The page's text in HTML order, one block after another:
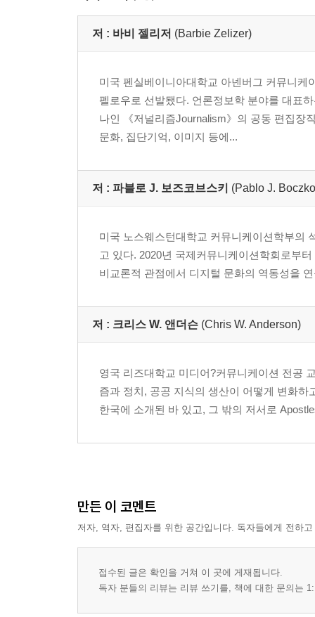
4장. 수용자
수용자, 가정되고 당연시되는 존재? | 하지만 여
5장. 개혁이냐, 혁명이냐?
개혁 노선 | 혁명 노선 | 더 정의로운 세상을 위한 저
참고문헌
저 : 바비 젤리저 (Barbie Zelizer)
미국 펜실베이니아대학교 아넨버그 커뮤니케
펠로우로 선발됐다. 언론정보학 분야를 대표
나인 《저널리즘Journalism》의 공동 편집장
문화, 집단기억, 이미지 등에...
저 : 파블로 J. 보즈코브스키 (Pablo J.
미국 노스웨스턴대학교 커뮤니케이션학부의
고 있다. 2020년 국제커뮤니케이션학회로부
비교론적 관점에서 디지털 문화의 역동성을
저 : 크리스 W. 앤더슨 (Chris W. Anderson)
영국 리즈대학교 미디어?커뮤니케이션 전공
즘과 정치, 공공 지식의 생산이 어떻게 변화
한국에 소개된 바 있고, 그 밖의 저서로
만든 이 코멘트
저자, 역자, 편집자를 위한 공간입니다. 독자들에게 전하
접수된 글은 확인을 거쳐 이 곳에 게재됩니다.
독자 분들의 리뷰는 리뷰 쓰기를, 책에 대한 문의는